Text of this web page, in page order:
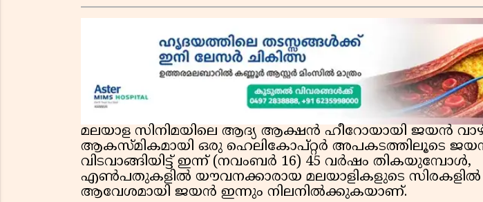
മലയാള സിനിമയിലെ ആദ്യ ആക്ഷൻ ഹീറോയായി ജയൻ
ആകസ്മികമായി ഒരു ഹെലികോപ്റ്റർ അപകടത്തിലൂടെ
വിടവാങ്ങിയിട്ട് ഇന്ന് (നവംബർ 16) 45 വർഷം തികയുമ്പോൾ,
എൺപതുകളിൽ യൗവനക്കാരായ മലയാളികളുടെ
ആവേശമായി ജയൻ ഇന്നും നിലനിൽക്കുകയാണ്.